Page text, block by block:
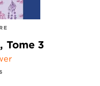
Tome 3